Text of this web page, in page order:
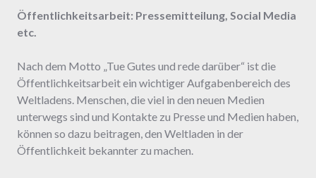
Öffentlichkeitsarbeit: Pressemitteilung, Social Media
etc.
Nach dem Motto „Tue Gutes und rede darüber“ ist die
Öffentlichkeitsarbeit ein wichtiger Aufgabenbereich des
Weltladens. Menschen, die viel in den neuen Medien
unterwegs sind und Kontakte zu Presse und Medien haben,
können so dazu beitragen, den Weltladen in der
Öffentlichkeit bekannter zu machen.